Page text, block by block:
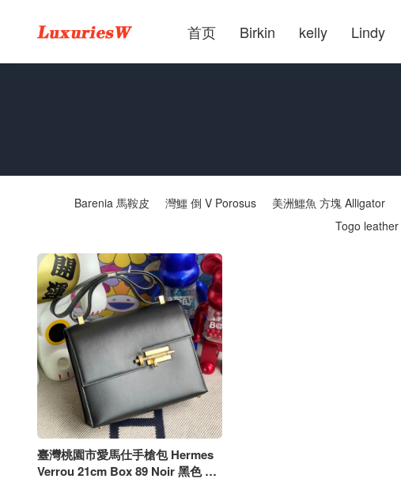
首页 Birkin kelly Lindy
Barenia 馬鞍皮 灣鱷 倒 V Porosus 美洲鱷魚 方塊 Alligator
Togo leather
臺灣桃園市愛馬仕手槍包 Hermes
Verrou 21cm Box 89 Noir 黑色 金